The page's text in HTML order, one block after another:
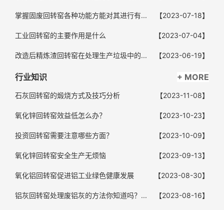
掌握固废回转窑各种功能方能对其进行有... 【2023-07-18】
工业回转窑的主要作用是什么 【2023-07-04】
改造后精炼渣回转窑在处理生产垃圾中的... 【2023-06-19】
行业知识 + MORE
石灰回转窑的煅烧方式及技巧分析 【2023-11-08】
氧化锌回转窑效益低怎么办？ 【2023-10-23】
投资回转窑需要注意哪些方面？ 【2023-10-09】
氧化锌回转窑安全生产无烦恼 【2023-09-13】
氧化铝回转窑促进铝工业绿色健康发展 【2023-08-30】
铝灰回转窑处理废铝灰的方法你知道吗？... 【2023-08-16】